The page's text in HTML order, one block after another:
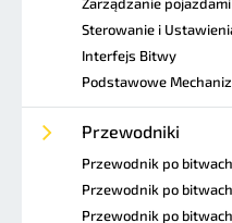
Sterowanie i
Interfejs Bitwy
Podstawowe
Przewodniki
Przewodnik po
Przewodnik po bitwach
Przewodnik po